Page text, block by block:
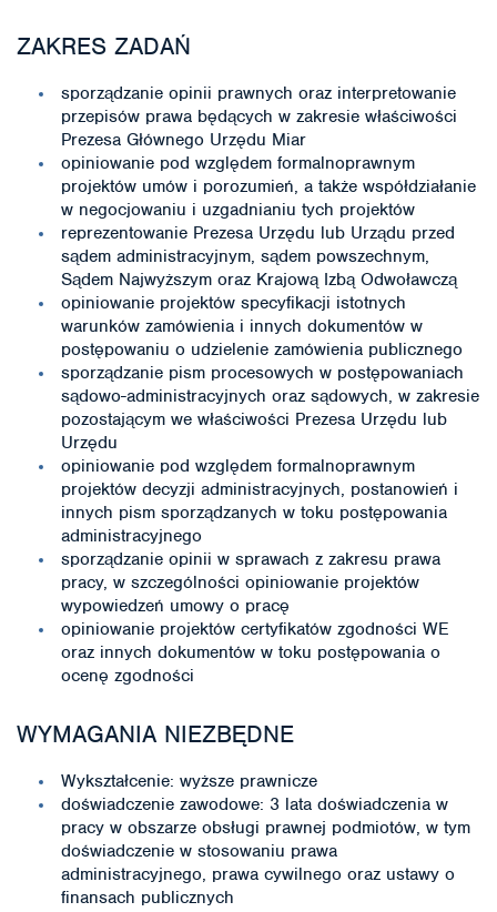
ZAKRES ZADAŃ
sporządzanie opinii prawnych oraz interpretowanie
przepisów prawa będących w zakresie właściwości
Prezesa Głównego Urzędu Miar
opiniowanie pod względem formalnoprawnym
projektów umów i porozumień, a także współdziałanie
w negocjowaniu i uzgadnianiu tych projektów
reprezentowanie Prezesa Urzędu lub Urządu przed
sądem administracyjnym, sądem powszechnym,
Sądem Najwyższym oraz Krajową Izbą Odwoławczą
opiniowanie projektów specyfikacji istotnych
warunków zamówienia i innych dokumentów w
postępowaniu o udzielenie zamówienia publicznego
sporządzanie pism procesowych w postępowaniach
sądowo-administracyjnych oraz sądowych, w zakresie
pozostającym we właściwości Prezesa Urzędu lub
Urzędu
opiniowanie pod względem formalnoprawnym
projektów decyzji administracyjnych, postanowień i
innych pism sporządzanych w toku postępowania
administracyjnego
sporządzanie opinii w sprawach z zakresu prawa
pracy, w szczególności opiniowanie projektów
wypowiedzeń umowy o pracę
opiniowanie projektów certyfikatów zgodności WE
oraz innych dokumentów w toku postępowania o
ocenę zgodności
WYMAGANIA NIEZBĘDNE
Wykształcenie: wyższe prawnicze
doświadczenie zawodowe: 3 lata doświadczenia w
pracy w obszarze obsługi prawnej podmiotów, w tym
doświadczenie w stosowaniu prawa
administracyjnego, prawa cywilnego oraz ustawy o
finansach publicznych